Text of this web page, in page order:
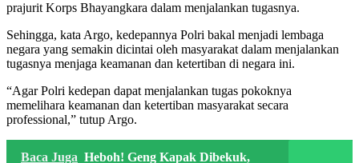
prajurit Korps Bhayangkara dalam menjalankan tugasnya.
Sehingga, kata Argo, kedepannya Polri bakal menjadi lembaga
negara yang semakin dicintai oleh masyarakat dalam menjalankan
tugasnya menjaga keamanan dan ketertiban di negara ini.
“Agar Polri kedepan dapat menjalankan tugas pokoknya
memelihara keamanan dan ketertiban masyarakat secara
professional,” tutup Argo.
Baca Juga Heboh! Geng Kapak Dibekuk,